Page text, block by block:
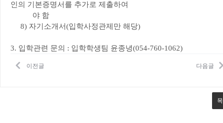
인의 기본증명서를 추가로 제출하여
야 함
8) 자기소개서(입학사정관제만 해당)
3. 입학관련 문의 : 입학학생팀 윤종녕(054-760-1062)
이전글 다음글